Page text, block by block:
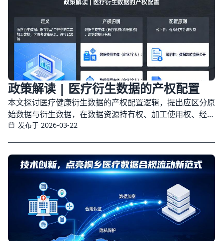
政策解读 | 医疗衍生数据的产权配置
本文探讨医疗健康衍生数据的产权配置逻辑，提出应区分原
始数据与衍生数据，在数据资源持有权、加工使用权、经营
权的结构性分置框架下，明确患者保有人格性权利，医疗机
发布于 2026-03-22